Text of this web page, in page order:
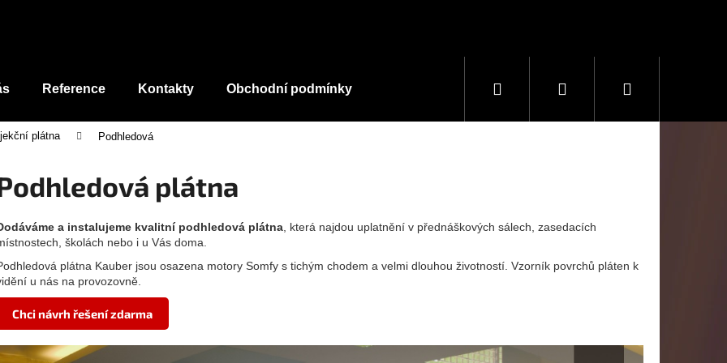
Reference Kontakty Obchodní podmínky Hledat PřihlášeníNákupní
plátna Podhledová
plátna
a instalujeme kvalitní podhledová plátna , která najdou uplatnění v přednáškových sálech, zasedacích
školách nebo i u Vás doma.
plátna Kauber jsou osazena motory Somfy s tichým chodem a velmi dlouhou životností. Vzorník povrchů pláten k
u nás na provozovně.
Chci návrh řešení zdarma
Co potřebujete najít?